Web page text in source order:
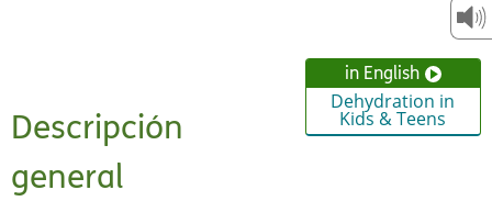
in English
Dehydration in
Kids & Teens
Descripción
general